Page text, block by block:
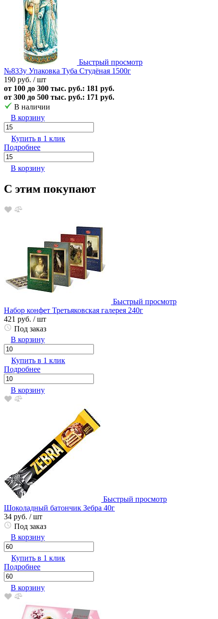
Быстрый просмотр
№833у Упаковка Туба Студёная 1500г
190 руб. / шт
от 100 до 300 тыс. руб.: 181 руб.
от 300 до 500 тыс. руб.: 171 руб.
В наличии
В корзину
Купить в 1 клик
Подробнее
В корзину
С этим покупают
Быстрый просмотр
Набор конфет Третьяковская галерея 240г
421 руб. / шт
Под заказ
В корзину
Купить в 1 клик
Подробнее
В корзину
Быстрый просмотр
Шоколадный батончик Зебра 40г
34 руб. / шт
Под заказ
В корзину
Купить в 1 клик
Подробнее
В корзину